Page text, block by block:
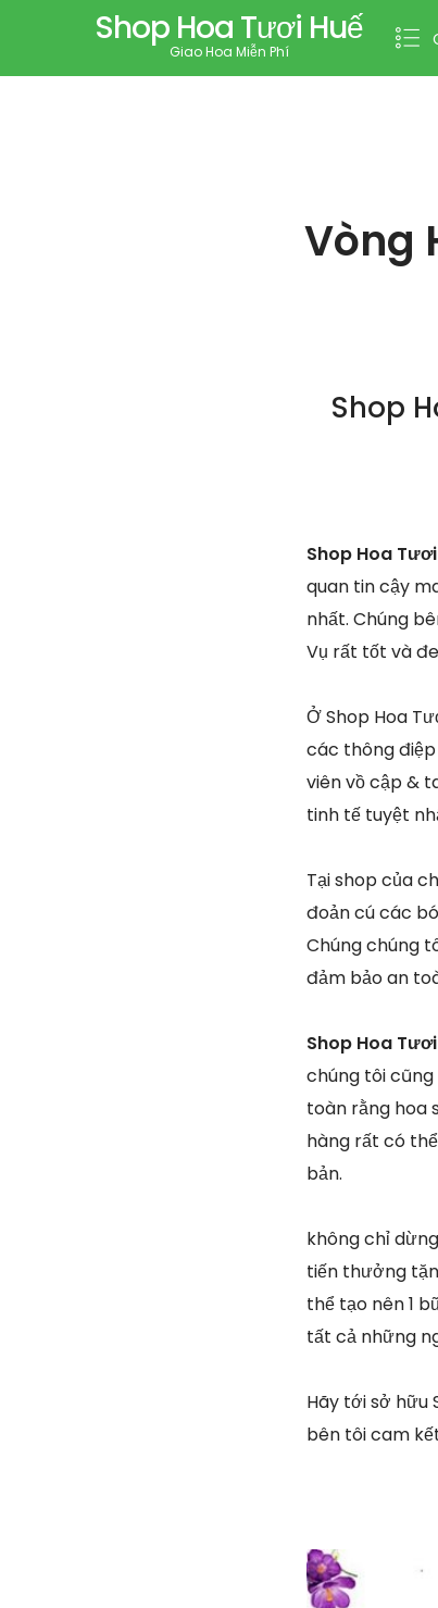
Shop Hoa Tươi Huế
Giao Hoa Miễn Phí
Vòng
Shop
Shop Hoa
quan tin cậy
nhất. Chúng
Vụ rất tốt và
Ở Shop Hoa
các thông
viên vồ cập &
tinh tế tuyệt
Tại shop của
đoản cú các
Chúng chúng
đảm bảo an
Shop Hoa
chúng tôi cũng
toàn rằng hoa
hàng rất có
bản.
không chỉ
tiến thưởng
thể tạo nên 1
tất cả những
Hãy tới sở hữu
bên tôi cam